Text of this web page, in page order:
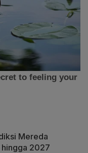
Mereda
2027